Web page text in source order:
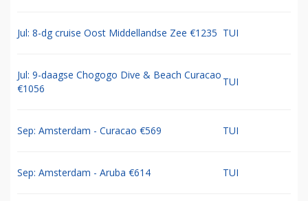
Jul: 8-dg cruise Oost Middellandse Zee €1235 TUI
Jul: 9-daagse Chogogo Dive & Beach Curacao
€1056
TUI
Sep: Amsterdam - Curacao €569 TUI
Sep: Amsterdam - Aruba €614 TUI